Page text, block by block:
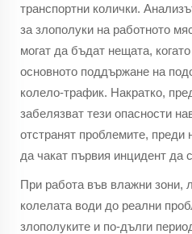
транспортни колички.
за злополуки на работното
могат да бъдат нещата,
основното поддържане на
колело-трафик. Накратко,
забелязват тези опасности
отстранят проблемите, преди
да чакат първия инцидент да
При работа във влажни зони,
колелата води до реални
злополуките и по-дълги